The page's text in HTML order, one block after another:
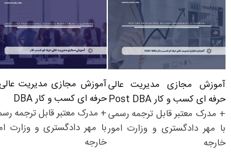
آموزش مجازی مدیریت عالی
حرفه ای کسب و کار Post DBA
+ مدرک معتبر قابل ترجمه رسمی
با مهر دادگستری و وزارت امور
خارجه
آموزش مجازی مدیریت
حرفه ای کسب و کار DBA
+ مدرک معتبر قابل ترجمه
با مهر دادگستری و وزارت
خارجه